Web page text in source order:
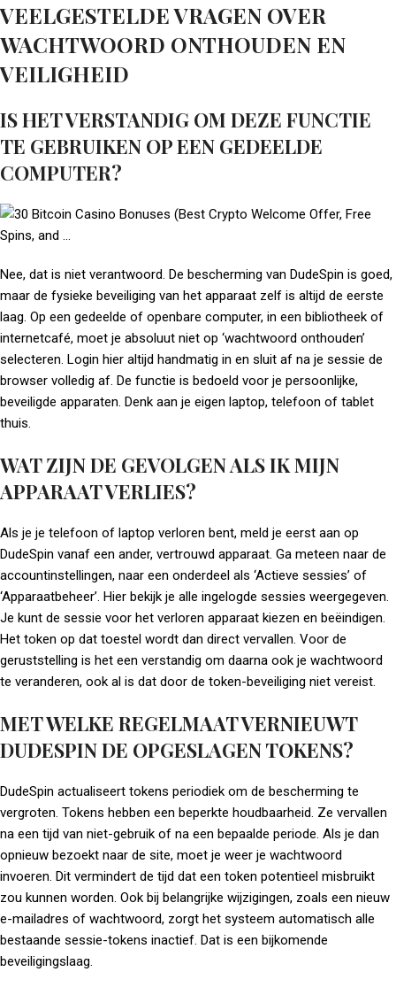
VEELGESTELDE VRAGEN OVER
WACHTWOORD ONTHOUDEN EN
VEILIGHEID
IS HET VERSTANDIG OM DEZE FUNCTIE
TE GEBRUIKEN OP EEN GEDEELDE
COMPUTER?
Nee, dat is niet verantwoord. De bescherming van DudeSpin is goed,
maar de fysieke beveiliging van het apparaat zelf is altijd de eerste
laag. Op een gedeelde of openbare computer, in een bibliotheek of
internetcafé, moet je absoluut niet op ‘wachtwoord onthouden’
selecteren. Login hier altijd handmatig in en sluit af na je sessie de
browser volledig af. De functie is bedoeld voor je persoonlijke,
beveiligde apparaten. Denk aan je eigen laptop, telefoon of tablet
thuis.
WAT ZIJN DE GEVOLGEN ALS IK MIJN
APPARAAT VERLIES?
Als je je telefoon of laptop verloren bent, meld je eerst aan op
DudeSpin vanaf een ander, vertrouwd apparaat. Ga meteen naar de
accountinstellingen, naar een onderdeel als ‘Actieve sessies’ of
‘Apparaatbeheer’. Hier bekijk je alle ingelogde sessies weergegeven.
Je kunt de sessie voor het verloren apparaat kiezen en beëindigen.
Het token op dat toestel wordt dan direct vervallen. Voor de
geruststelling is het een verstandig om daarna ook je wachtwoord
te veranderen, ook al is dat door de token-beveiliging niet vereist.
MET WELKE REGELMAAT VERNIEUWT
DUDESPIN DE OPGESLAGEN TOKENS?
DudeSpin actualiseert tokens periodiek om de bescherming te
vergroten. Tokens hebben een beperkte houdbaarheid. Ze vervallen
na een tijd van niet-gebruik of na een bepaalde periode. Als je dan
opnieuw bezoekt naar de site, moet je weer je wachtwoord
invoeren. Dit vermindert de tijd dat een token potentieel misbruikt
zou kunnen worden. Ook bij belangrijke wijzigingen, zoals een nieuw
e-mailadres of wachtwoord, zorgt het systeem automatisch alle
bestaande sessie-tokens inactief. Dat is een bijkomende
beveiligingslaag.